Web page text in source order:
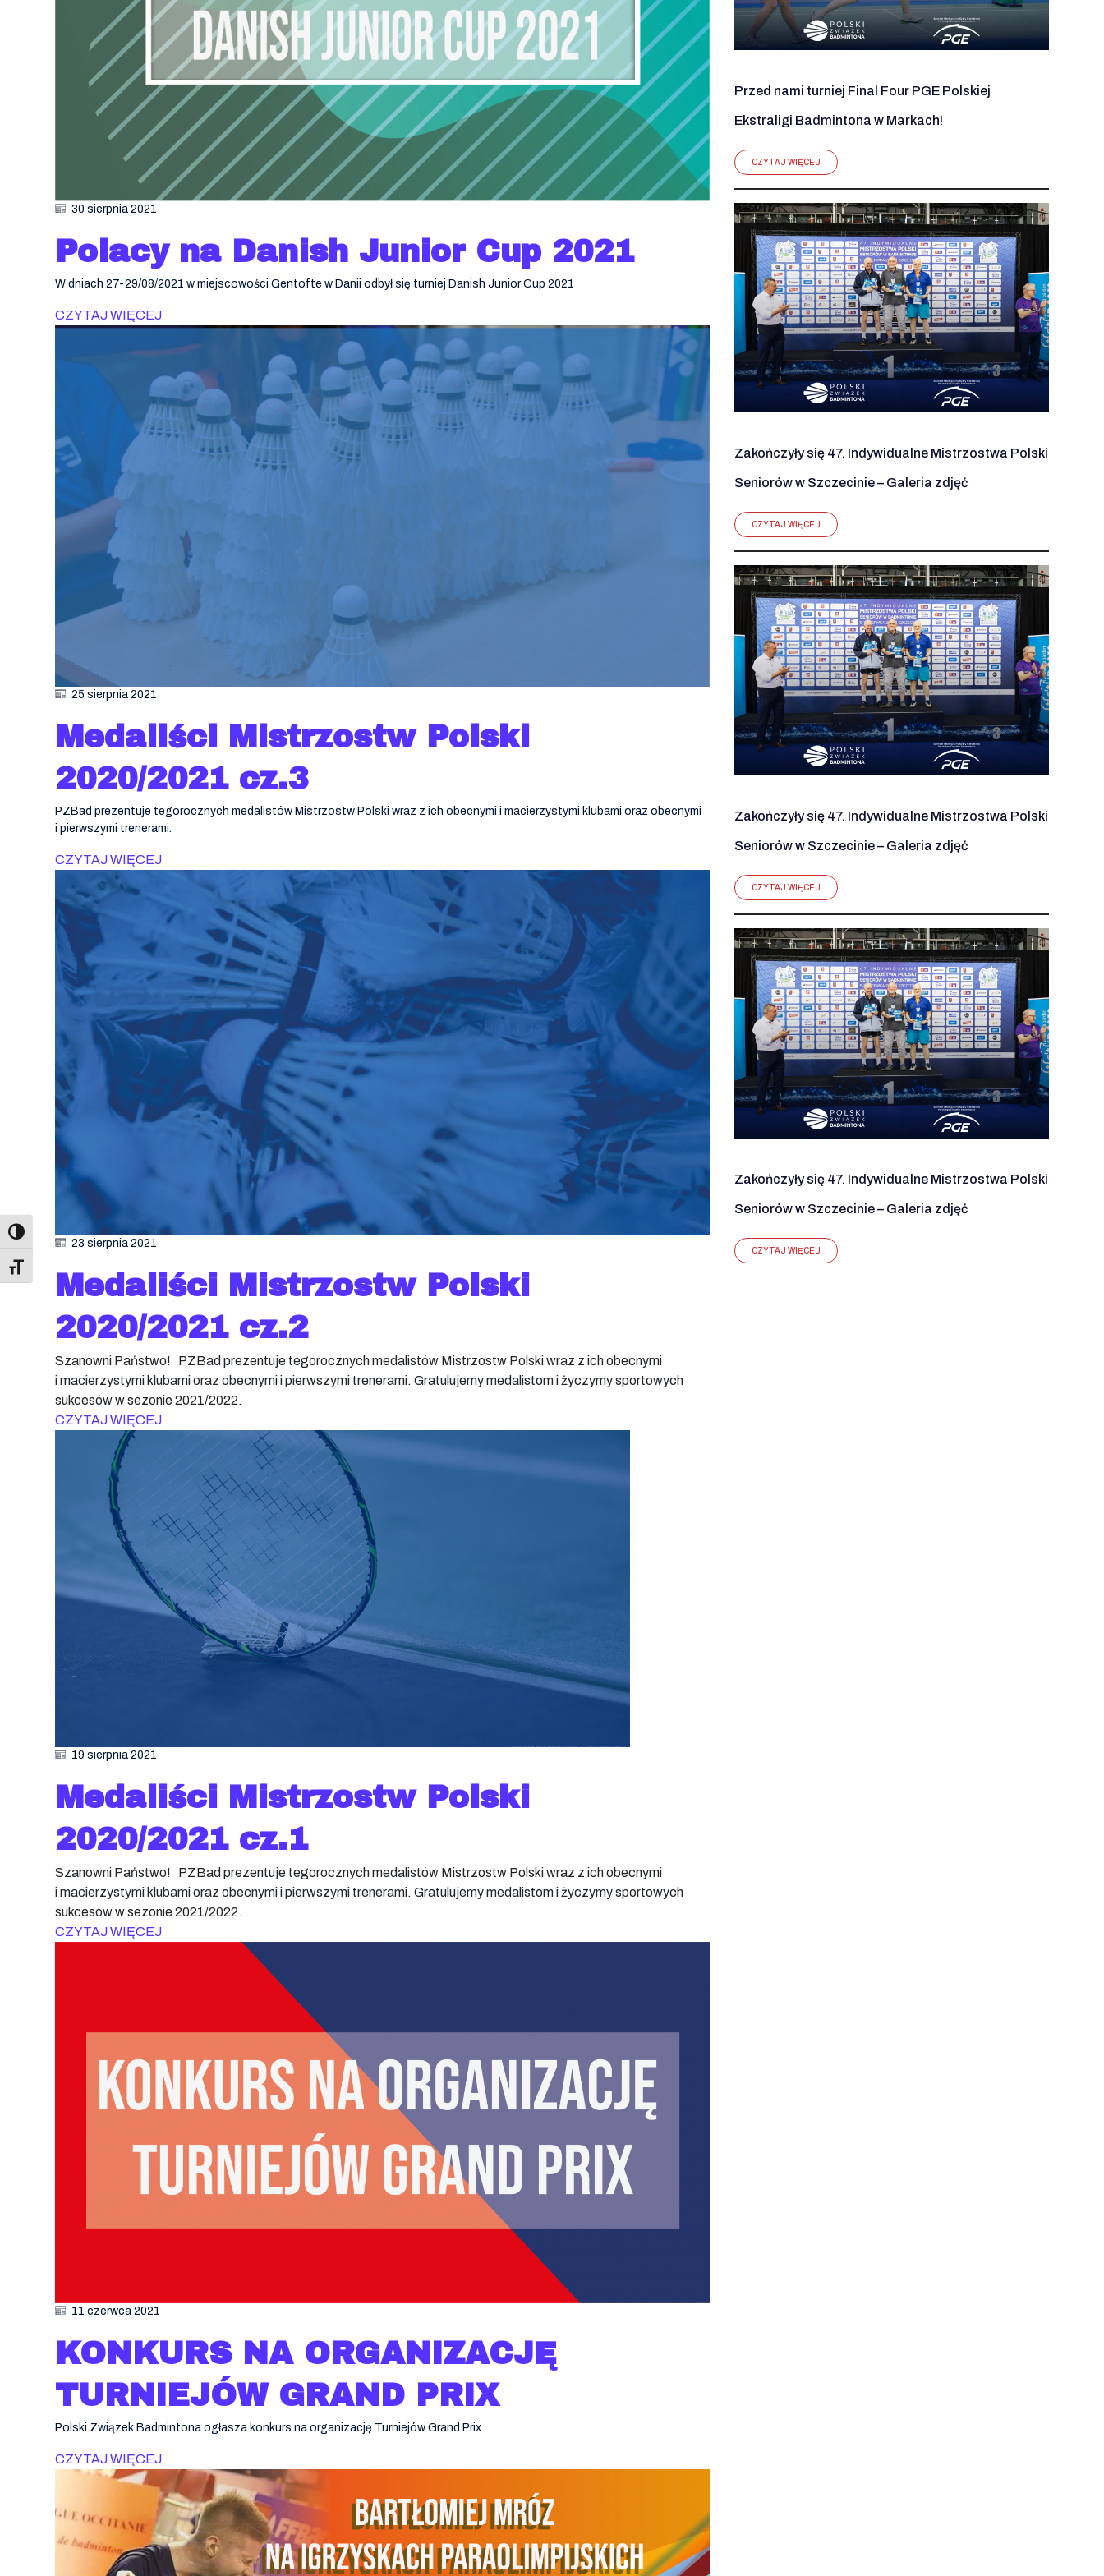
Toggle Font size
30 sierpnia 2021
Polacy na Danish Junior Cup 2021
W dniach 27-29/08/2021 w miejscowości Gentofte w Danii odbył się turniej Danish Junior Cup 2021
CZYTAJ WIĘCEJ
25 sierpnia 2021
Medaliści Mistrzostw Polski
2020/2021 cz.3
PZBad prezentuje tegorocznych medalistów Mistrzostw Polski wraz z ich obecnymi i macierzystymi klubami oraz obecnymi
i pierwszymi trenerami.
CZYTAJ WIĘCEJ
23 sierpnia 2021
Medaliści Mistrzostw Polski
2020/2021 cz.2
Szanowni Państwo! PZBad prezentuje tegorocznych medalistów Mistrzostw Polski wraz z ich obecnymi
i macierzystymi klubami oraz obecnymi i pierwszymi trenerami. Gratulujemy medalistom i życzymy sportowych
sukcesów w sezonie 2021/2022.
CZYTAJ WIĘCEJ
19 sierpnia 2021
Medaliści Mistrzostw Polski
2020/2021 cz.1
Szanowni Państwo! PZBad prezentuje tegorocznych medalistów Mistrzostw Polski wraz z ich obecnymi
i macierzystymi klubami oraz obecnymi i pierwszymi trenerami. Gratulujemy medalistom i życzymy sportowych
sukcesów w sezonie 2021/2022.
CZYTAJ WIĘCEJ
11 czerwca 2021
KONKURS NA ORGANIZACJĘ
TURNIEJÓW GRAND PRIX
Polski Związek Badmintona ogłasza konkurs na organizację Turniejów Grand Prix
CZYTAJ WIĘCEJ
Przed nami turniej Final Four PGE Polskiej
Ekstraligi Badmintona w Markach!
CZYTAJ WIĘCEJ
Zakończyły się 47. Indywidualne Mistrzostwa Polski
Seniorów w Szczecinie – Galeria zdjęć
CZYTAJ WIĘCEJ
Zakończyły się 47. Indywidualne Mistrzostwa Polski
Seniorów w Szczecinie – Galeria zdjęć
CZYTAJ WIĘCEJ
Zakończyły się 47. Indywidualne Mistrzostwa Polski
Seniorów w Szczecinie – Galeria zdjęć
CZYTAJ WIĘCEJ